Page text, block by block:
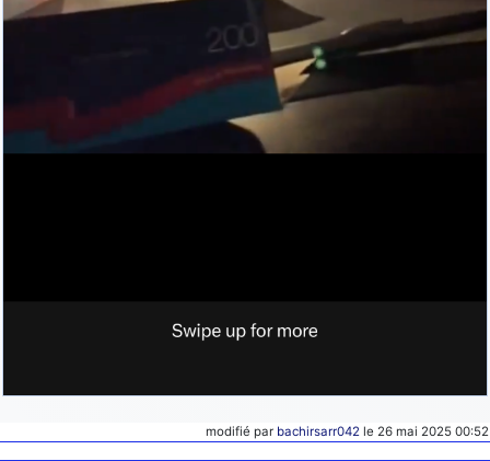
modifié par bachirsarr042 le 26 mai 2025 00:52